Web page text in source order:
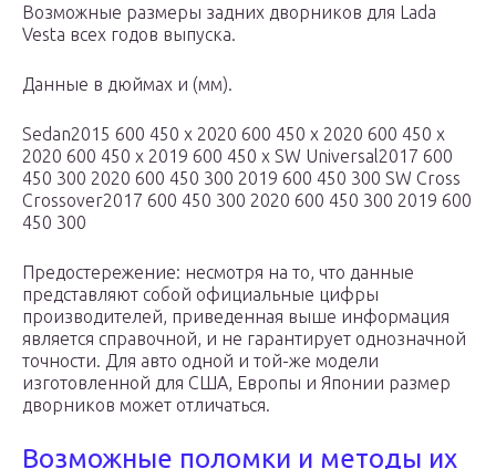
Возможные размеры задних дворников для Lada
Vesta всех годов выпуска.
Данные в дюймах и (мм).
Sedan2015 600 450 x 2020 600 450 x 2020 600 450 x
2020 600 450 x 2019 600 450 x SW Universal2017 600
450 300 2020 600 450 300 2019 600 450 300 SW Cross
Crossover2017 600 450 300 2020 600 450 300 2019 600
450 300
Предостережение: несмотря на то, что данные
представляют собой официальные цифры
производителей, приведенная выше информация
является справочной, и не гарантирует однозначной
точности. Для авто одной и той-же модели
изготовленной для США, Европы и Японии размер
дворников может отличаться.
Возможные поломки и методы их